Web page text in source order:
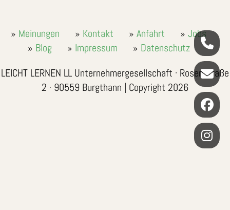
Meinungen Kontakt Anfahrt
Jobs
Blog
Impressum
Datenschutz
LEICHT LERNEN LL Unternehmergesellschaft · Rosenstraße
2 · 90559 Burgthann | Copyright 2026